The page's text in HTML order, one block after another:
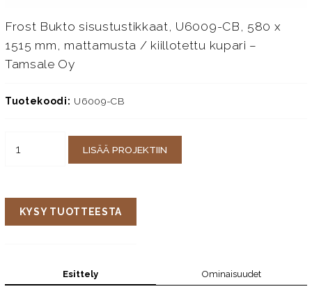
Frost Bukto sisustustikkaat, U6009-CB, 580 x
1515 mm, mattamusta / kiillotettu kupari –
Tamsale Oy
Tuotekoodi: U6009-CB
LISÄÄ PROJEKTIIN
KYSY TUOTTEESTA
Esittely Ominaisuudet